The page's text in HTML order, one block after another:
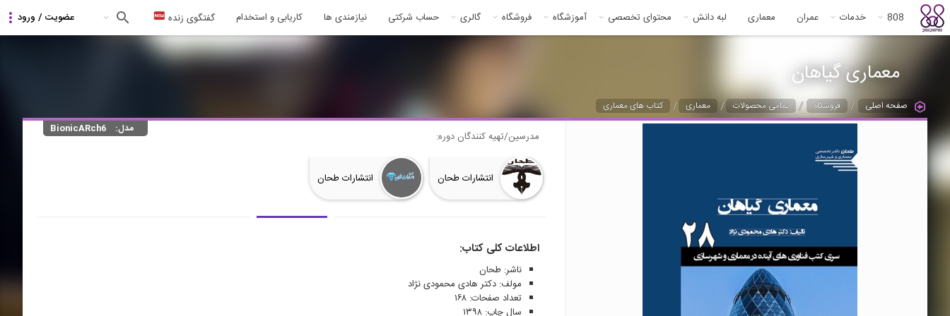
808 خدمات عمران معماری لبه دانش محتوای تخصصی آموزشگاه فروشگاه گالری حساب شرکتی نیازمندی ها کاریابی و استخدام گفتگوی زنده
معماری گیاهان
صفحه اصلی / فروشگاه / تمامی محصولات / معماری /
کتاب های معماری
مدل:
BionicARch6
مدرسین/تهیه کنندگان دوره:
انتشارات طحان انتشارات طحان
اطلاعات کلی کتاب:
ناشر: طحان
مولف: دکتر هادی محمودی نژاد
تعداد صفحات: ۱۶۸
سال چاپ: ۱۳۹۸